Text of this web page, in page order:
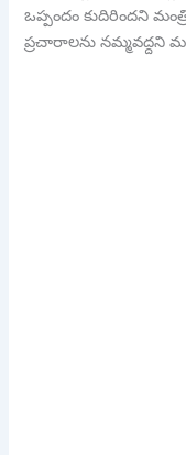
ఒప్పందం కుదిరింద‌ని
ప్ర‌చారాల‌ను న‌మ్మ‌వ‌ద్ద‌ని